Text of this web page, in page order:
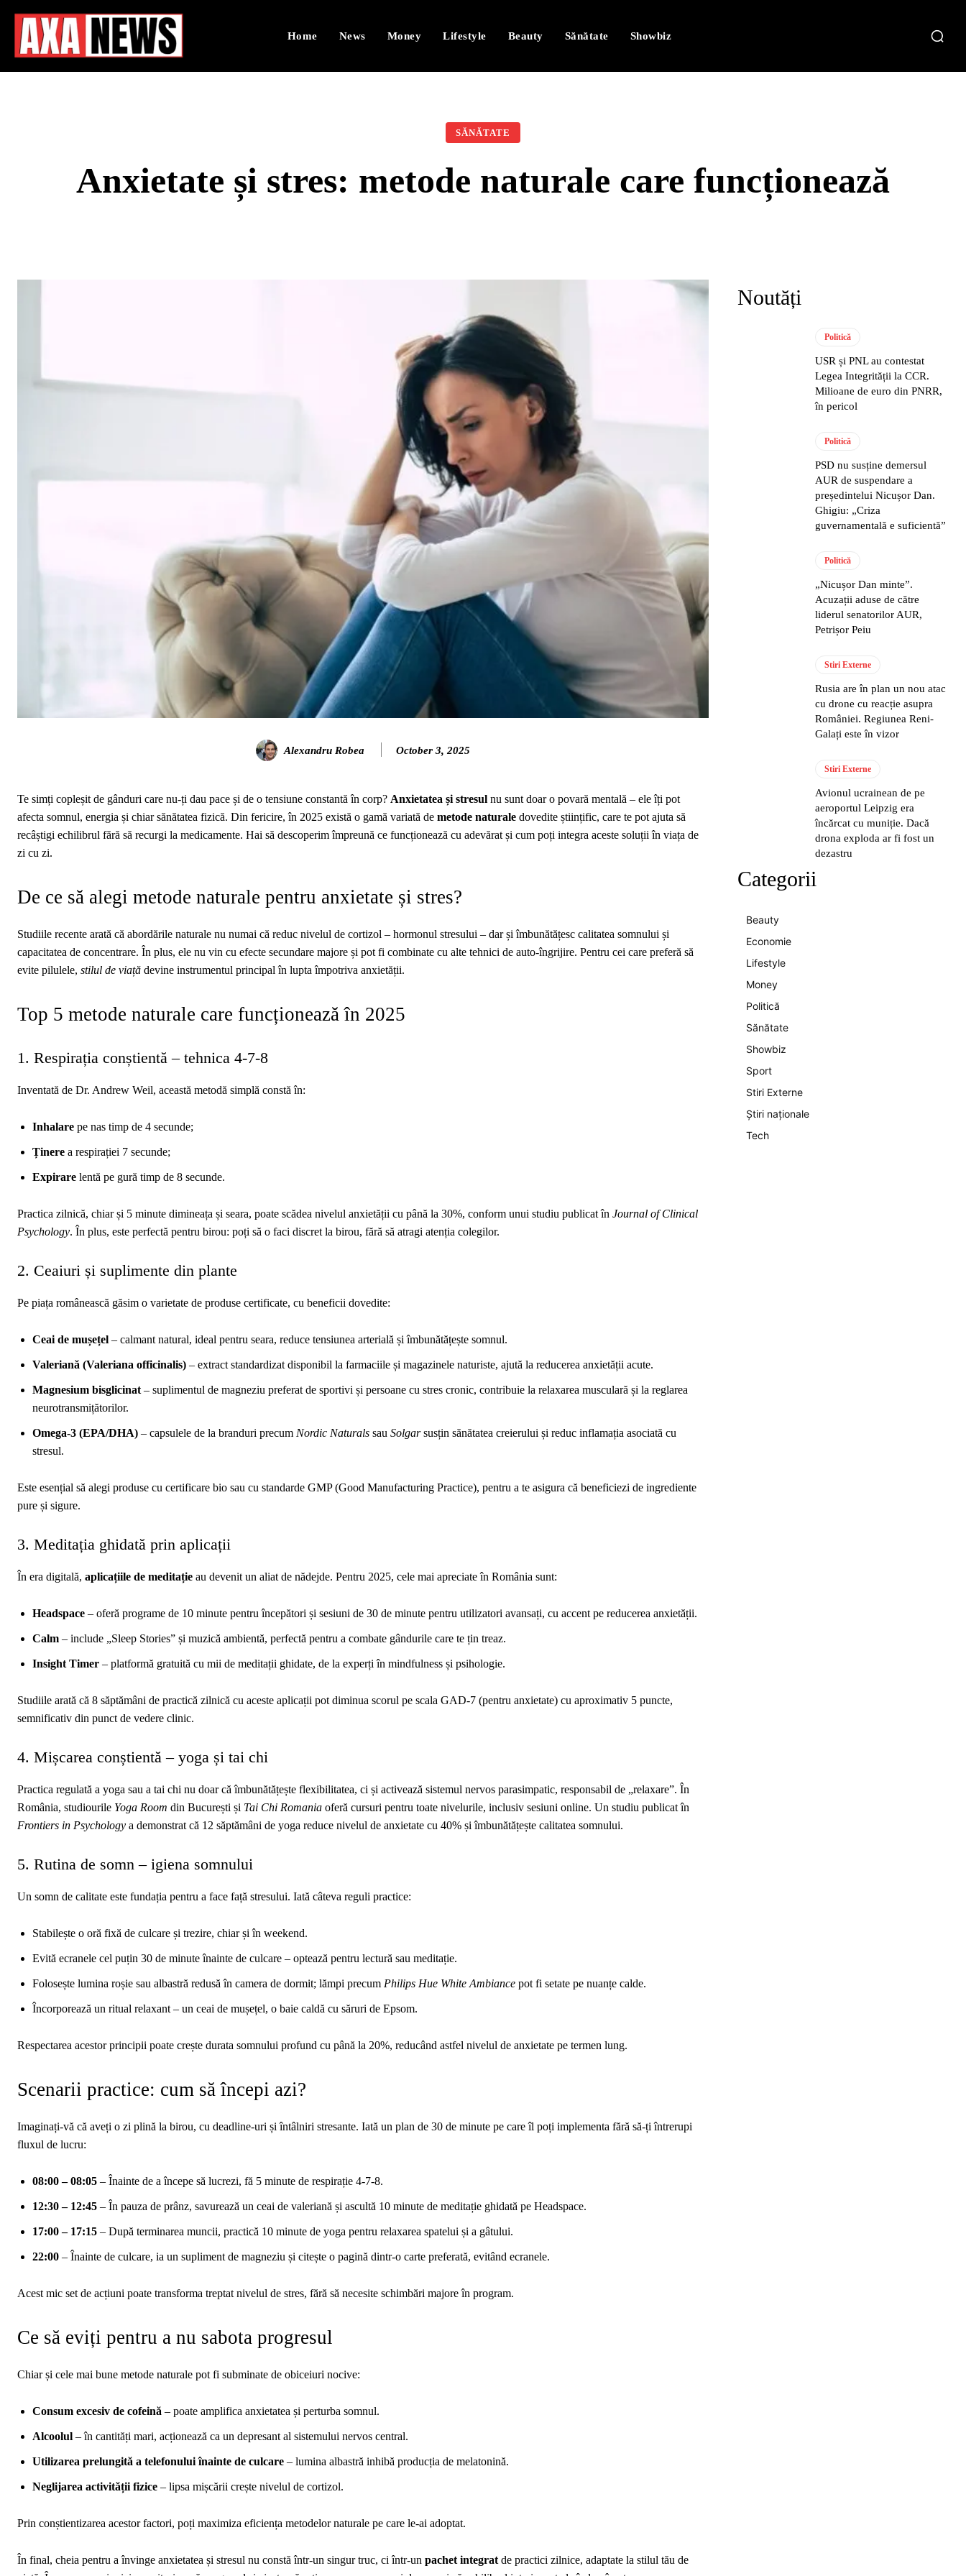
Home News Money Lifestyle Beauty Sănătate Showbiz
SĂNĂTATE
Anxietate și stres: metode naturale care funcționează
Alexandru Robea October 3, 2025
Te simți copleșit de gânduri care nu-ți dau pace și de o tensiune constantă în corp? Anxietatea și stresul nu sunt doar o povară mentală – ele îți pot
afecta somnul, energia și chiar sănătatea fizică. Din fericire, în 2025 există o gamă variată de metode naturale dovedite științific, care te pot ajuta să
recâștigi echilibrul fără să recurgi la medicamente. Hai să descoperim împreună ce funcționează cu adevărat și cum poți integra aceste soluții în viața de
zi cu zi.
De ce să alegi metode naturale pentru anxietate și stres?
Studiile recente arată că abordările naturale nu numai că reduc nivelul de cortizol – hormonul stresului – dar și îmbunătățesc calitatea somnului și
capacitatea de concentrare. În plus, ele nu vin cu efecte secundare majore și pot fi combinate cu alte tehnici de auto‑îngrijire. Pentru cei care preferă să
evite pilulele, stilul de viață devine instrumentul principal în lupta împotriva anxietății.
Top 5 metode naturale care funcționează în 2025
1. Respirația conștientă – tehnica 4‑7‑8
Inventată de Dr. Andrew Weil, această metodă simplă constă în:
Inhalare pe nas timp de 4 secunde;
Ținere a respirației 7 secunde;
Expirare lentă pe gură timp de 8 secunde.
Practica zilnică, chiar și 5 minute dimineața și seara, poate scădea nivelul anxietății cu până la 30%, conform unui studiu publicat în Journal of Clinical
Psychology. În plus, este perfectă pentru birou: poți să o faci discret la birou, fără să atragi atenția colegilor.
2. Ceaiuri și suplimente din plante
Pe piața românească găsim o varietate de produse certificate, cu beneficii dovedite:
Ceai de mușețel – calmant natural, ideal pentru seara, reduce tensiunea arterială și îmbunătățește somnul.
Valeriană (Valeriana officinalis) – extract standardizat disponibil la farmaciile și magazinele naturiste, ajută la reducerea anxietății acute.
Magnesium bisglicinat – suplimentul de magneziu preferat de sportivi și persoane cu stres cronic, contribuie la relaxarea musculară și la reglarea
neurotransmițătorilor.
Omega‑3 (EPA/DHA) – capsulele de la branduri precum Nordic Naturals sau Solgarsusțin sănătatea creierului și reduc inflamația asociată cu
stresul.
Este esențial să alegi produse cu certificare bio sau cu standarde GMP (Good Manufacturing Practice), pentru a te asigura că beneficiezi de ingrediente
pure și sigure.
3. Meditația ghidată prin aplicații
În era digitală, aplicațiile de meditație au devenit un aliat de nădejde. Pentru 2025, cele mai apreciate în România sunt:
Headspace – oferă programe de 10 minute pentru începători și sesiuni de 30 de minute pentru utilizatori avansați, cu accent pe reducerea anxietății.
Calm – include „Sleep Stories” și muzică ambientă, perfectă pentru a combate gândurile care te țin treaz.
Insight Timer – platformă gratuită cu mii de meditații ghidate, de la experți în mindfulness și psihologie.
Studiile arată că 8 săptămâni de practică zilnică cu aceste aplicații pot diminua scorul pe scala GAD‑7 (pentru anxietate) cu aproximativ 5 puncte,
semnificativ din punct de vedere clinic.
4. Mișcarea conștientă – yoga și tai chi
Practica regulată a yoga sau a tai chi nu doar că îmbunătățește flexibilitatea, ci și activează sistemul nervos parasimpatic, responsabil de „relaxare”. În
România, studiourile Yoga Room din București și Tai Chi Romania oferă cursuri pentru toate nivelurile, inclusiv sesiuni online. Un studiu publicat în
Frontiers in Psychology a demonstrat că 12 săptămâni de yoga reduce nivelul de anxietate cu 40% și îmbunătățește calitatea somnului.
5. Rutina de somn – igiena somnului
Un somn de calitate este fundația pentru a face față stresului. Iată câteva reguli practice:
Stabilește o oră fixă de culcare și trezire, chiar și în weekend.
Evită ecranele cel puțin 30 de minute înainte de culcare – optează pentru lectură sau meditație.
Folosește lumina roșie sau albastră redusă în camera de dormit; lămpi precum Philips Hue White Ambiance pot fi setate pe nuanțe calde.
Încorporează un ritual relaxant – un ceai de mușețel, o baie caldă cu săruri de Epsom.
Respectarea acestor principii poate crește durata somnului profund cu până la 20%, reducând astfel nivelul de anxietate pe termen lung.
Scenarii practice: cum să începi azi?
Imaginați-vă că aveți o zi plină la birou, cu deadline-uri și întâlniri stresante. Iată un plan de 30 de minute pe care îl poți implementa fără să-ți întrerupi
fluxul de lucru:
08:00 – 08:05 – Înainte de a începe să lucrezi, fă 5 minute de respirație 4‑7‑8.
12:30 – 12:45 – În pauza de prânz, savurează un ceai de valeriană și ascultă 10 minute de meditație ghidată pe Headspace.
17:00 – 17:15 – După terminarea muncii, practică 10 minute de yoga pentru relaxarea spatelui și a gâtului.
22:00 – Înainte de culcare, ia un supliment de magneziu și citește o pagină dintr-o carte preferată, evitând ecranele.
Acest mic set de acțiuni poate transforma treptat nivelul de stres, fără să necesite schimbări majore în program.
Ce să eviți pentru a nu sabota progresul
Chiar și cele mai bune metode naturale pot fi subminate de obiceiuri nocive:
Consum excesiv de cofeină – poate amplifica anxietatea și perturba somnul.
Alcoolul – în cantități mari, acționează ca un depresant al sistemului nervos central.
Utilizarea prelungită a telefonului înainte de culcare – lumina albastră inhibă producția de melatonină.
Neglijarea activității fizice – lipsa mișcării crește nivelul de cortizol.
Prin conștientizarea acestor factori, poți maximiza eficiența metodelor naturale pe care le-ai adoptat.
În final, cheia pentru a învinge anxietatea și stresul nu constă într-un singur truc, ci într-un pachet integrat de practici zilnice, adaptate la stilul tău de
Noutăți
Politică
USR și PNL au contestat
Legea Integrității la CCR.
Milioane de euro din PNRR,
în pericol
Politică
PSD nu susține demersul
AUR de suspendare a
președintelui Nicușor Dan.
Ghigiu: „Criza
guvernamentală e suficientă”
Politică
„Nicușor Dan minte”.
Acuzații aduse de către
liderul senatorilor AUR,
Petrișor Peiu
Stiri Externe
Rusia are în plan un nou atac
cu drone cu reacție asupra
României. Regiunea Reni-
Galați este în vizor
Stiri Externe
Avionul ucrainean de pe
aeroportul Leipzig era
încărcat cu muniție. Dacă
drona exploda ar fi fost un
dezastru
Categorii
Beauty
Economie
Lifestyle
Money
Politică
Sănătate
Showbiz
Sport
Stiri Externe
Știri naționale
Tech